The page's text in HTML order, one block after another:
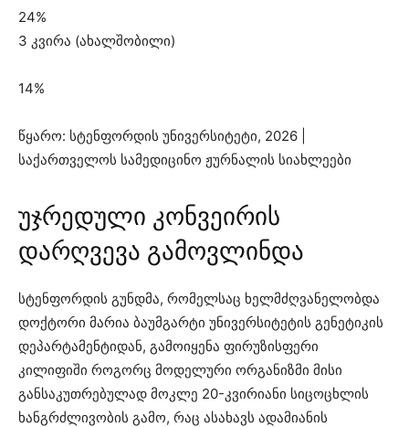
24%
3 კვირა (ახალშობილი)
14%
წყარო: სტენფორდის უნივერსიტეტი, 2026 |
საქართველოს სამედიცინო ჟურნალის სიახლეები
უჯრედული კონვეირის
დარღვევა გამოვლინდა
სტენფორდის გუნდმა, რომელსაც ხელმძღვანელობდა
დოქტორი მარია ბაუმგარტი უნივერსიტეტის გენეტიკის
დეპარტამენტიდან, გამოიყენა ფირუზისფერი
კილიფიში როგორც მოდელური ორგანიზმი მისი
განსაკუთრებულად მოკლე 20-კვირიანი სიცოცხლის
ხანგრძლივობის გამო, რაც ასახავს ადამიანის